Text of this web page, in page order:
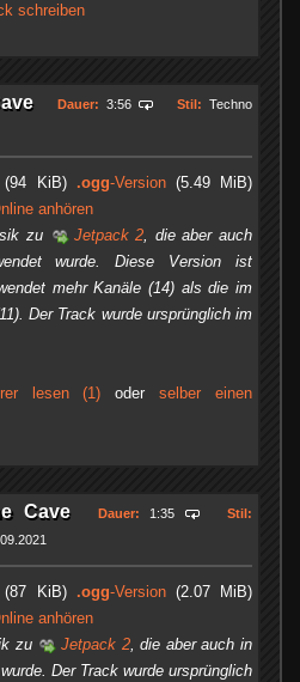
schreiben
Dauer: 3:56 Stil: Techno
(94 KiB) .ogg-Version(5.49 MiB)
anhören
zu Jetpack 2, die aber auch
wurde. Diese Version ist
mehr Kanäle (14) als die im
Der Track wurde ursprünglich im
lesen (1) oderselber einen
Cave Dauer: 1:35
Stil:
(87 KiB) .ogg-Version(2.07 MiB)
anhören
zu Jetpack 2, die aber auch in
Der Track wurde ursprünglich